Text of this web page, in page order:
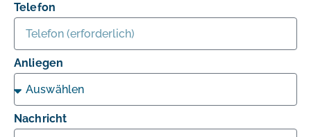
Telefon
Anliegen
Nachricht